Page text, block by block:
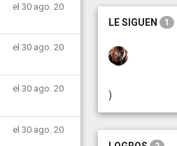
el 30 ago. 20
el 30 ago. 20
el 30 ago. 20
el 30 ago. 20
LE SIGUEN 1
)